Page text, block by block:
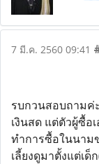
7 มี.ค. 2560 09:41
รบกวนสอบถามค่
เงินสด แต่ตัวผู้ซื้อ
ทำการซื้อในนาม
เลี้ยงดูมาตั้งแต่เ